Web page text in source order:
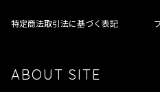
特定商法取引法に基づく表記
ABOUT SITE